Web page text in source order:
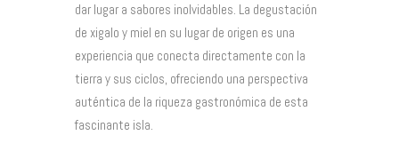
dar lugar a sabores inolvidables. La degustación
de xigalo y miel en su lugar de origen es una
experiencia que conecta directamente con la
tierra y sus ciclos, ofreciendo una perspectiva
auténtica de la riqueza gastronómica de esta
fascinante isla.